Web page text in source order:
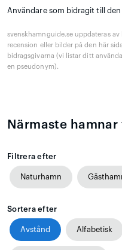
Användare som bidragit till den
svenskhamnguide.se uppdateras
recension eller bilder på den här
bidragsgivarna (vi listar ditt
en pseudonym).
Närmaste
Filtrera efter
Naturhamn
Sortera efter
Avstånd Alfabetisk